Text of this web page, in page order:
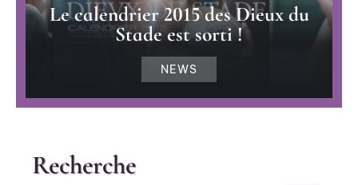
Le calendrier 2015 des Dieux du
Stade est sorti !
NEWS
Recherche